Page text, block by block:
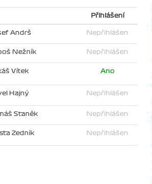
Přihlášení
Andrš Nepřihlášen
Nežník Nepřihlášen
Vítek Ano
Hajný Nepřihlášen
Staněk Nepřihlášen
Zedník Nepřihlášen